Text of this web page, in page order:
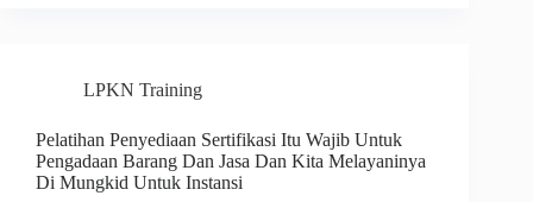
LPKN Training
Pelatihan Penyediaan Sertifikasi Itu Wajib Untuk
Pengadaan Barang Dan Jasa Dan Kita Melayaninya
Di Mungkid Untuk Instansi